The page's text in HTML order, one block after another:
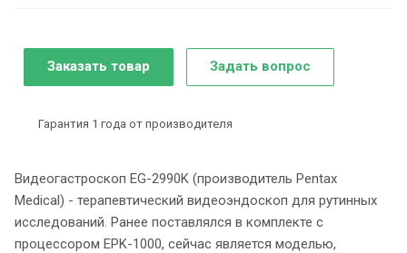
Заказать товар Задать вопрос
Гарантия 1 года от производителя
Видеогастроскоп EG-2990K (производитель Pentax
Medical) - терапевтический видеоэндоскоп для рутинных
исследований. Ранее поставлялся в комплекте с
процессором EPK-1000, сейчас является моделью,